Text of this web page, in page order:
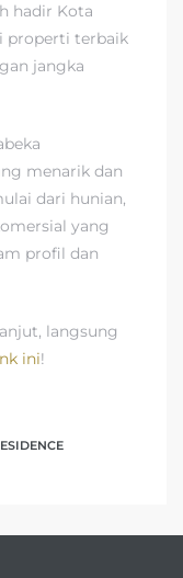
hadir Kota
properti terbaik
jangka
menarik dan
dari hunian,
yang
profil dan
langsung
ini!